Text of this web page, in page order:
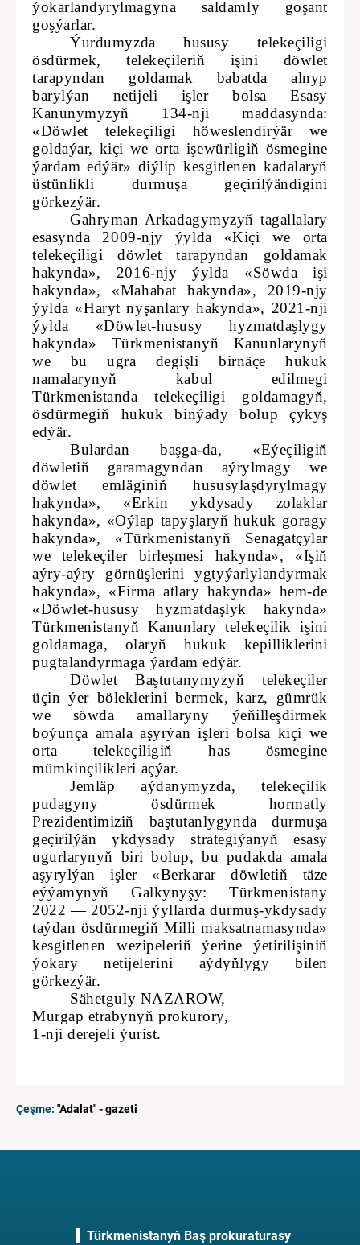
ýokarlandyrylmagyna saldamly goşant
goşýarlar.
Ýurdumyzda hususy telekeçiligi
ösdürmek, telekeçileriň işini döwlet
tarapyndan goldamak babatda alnyp
barylýan netijeli işler bolsa Esasy
Kanunymyzyň 134-nji maddasynda:
«Döwlet telekeçiligi höweslendirýär we
goldaýar, kiçi we orta işewürligiň ösmegine
ýardam edýär» diýlip kesgitlenen kadalaryň
üstünlikli durmuşa geçirilýändigini
görkezýär.
Gahryman Arkadagymyzyň tagallalary
esasynda 2009-njy ýylda «Kiçi we orta
telekeçiligi döwlet tarapyndan goldamak
hakynda», 2016-njy ýylda «Söwda işi
hakynda», «Mahabat hakynda», 2019-njy
ýylda «Haryt nyşanlary hakynda», 2021-nji
ýylda «Döwlet-hususy hyzmatdaşlygy
hakynda» Türkmenistanyň Kanunlarynyň
we bu ugra degişli birnäçe hukuk
namalarynyň kabul edilmegi
Türkmenistanda telekeçiligi goldamagyň,
ösdürmegiň hukuk binýady bolup çykyş
edýär.
Bulardan başga-da, «Eýeçiligiň
döwletiň garamagyndan aýrylmagy we
döwlet emläginiň hususylaşdyrylmagy
hakynda», «Erkin ykdysady zolaklar
hakynda», «Oýlap tapyşlaryň hukuk goragy
hakynda», «Türkmenistanyň Senagatçylar
we telekeçiler birleşmesi hakynda», «Işiň
aýry-aýry görnüşlerini ygtyýarlylandyrmak
hakynda», «Firma atlary hakynda» hem-de
«Döwlet-hususy hyzmatdaşlyk hakynda»
Türkmenistanyň Kanunlary telekeçilik işini
goldamaga, olaryň hukuk kepilliklerini
pugtalandyrmaga ýardam edýär.
Döwlet Baştutanymyzyň telekeçiler
üçin ýer böleklerini bermek, karz, gümrük
we söwda amallaryny ýeňilleşdirmek
boýunça amala aşyrýan işleri bolsa kiçi we
orta telekeçiligiň has ösmegine
mümkinçilikleri açýar.
Jemläp aýdanymyzda, telekeçilik
pudagyny ösdürmek hormatly
Prezidentimiziň baştutanlygynda durmuşa
geçirilýän ykdysady strategiýanyň esasy
ugurlarynyň biri bolup, bu pudakda amala
aşyrylýan işler «Berkarar döwletiň täze
eýýamynyň Galkynyşy: Türkmenistany
2022 — 2052-nji ýyllarda durmuş-ykdysady
taýdan ösdürmegiň Milli maksatnamasynda»
kesgitlenen wezipeleriň ýerine ýetirilişiniň
ýokary netijelerini aýdyňlygy bilen
görkezýär.
Sähetguly NAZAROW,
Murgap etrabynyň prokurory,
1-nji derejeli ýurist.
Çeşme: "Adalat" - gazeti
Türkmenistanyň Baş prokuraturasy